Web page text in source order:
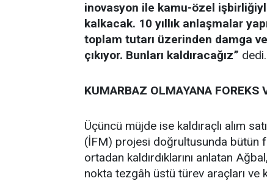
inovasyon ile kamu-özel
kalkacak. 10 yıllık anlaşmalar
toplam tutarı üzerinden damga
çıkıyor. Bunları kaldıracağız” dedi.
KUMARBAZ OLMAYANA FOREKS
Üçüncü müjde ise kaldıraçlı alım
(İFM) projesi doğrultusunda bütün
ortadan kaldırdıklarını anlatan
nokta tezgâh üstü türev araçları ve